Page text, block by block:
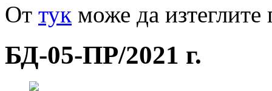
От тук може да
БД-05-ПР/2021 г.